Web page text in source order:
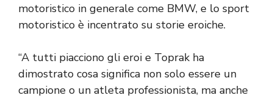
motoristico in generale come BMW, e lo sport
motoristico è incentrato su storie eroiche.
“A tutti piacciono gli eroi e Toprak ha
dimostrato cosa significa non solo essere un
campione o un atleta professionista, ma anche